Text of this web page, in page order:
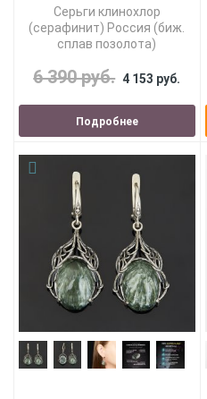
Серьги клинохлор
(серафинит) Россия (биж.
сплав позолота)
6 390 руб. 4 153 руб.
Подробнее